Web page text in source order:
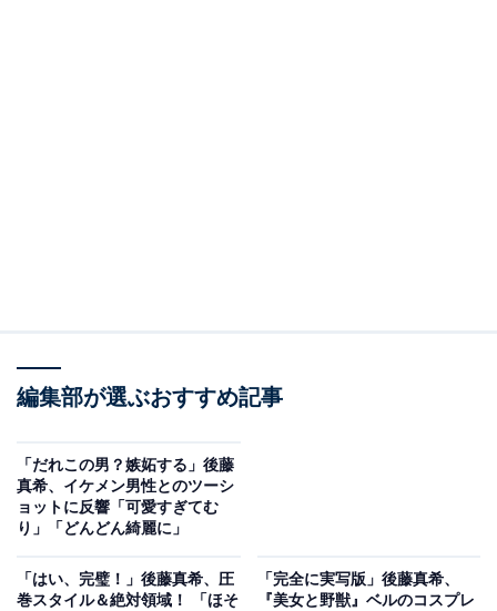
編集部が選ぶおすすめ記事
「だれこの男？嫉妬する」後藤
真希、イケメン男性とのツーシ
ョットに反響「可愛すぎてむ
り」「どんどん綺麗に」
「はい、完璧！」後藤真希、圧
巻スタイル＆絶対領域！ 「ほそ
「完全に実写版」後藤真希、
『美女と野獣』ベルのコスプレ